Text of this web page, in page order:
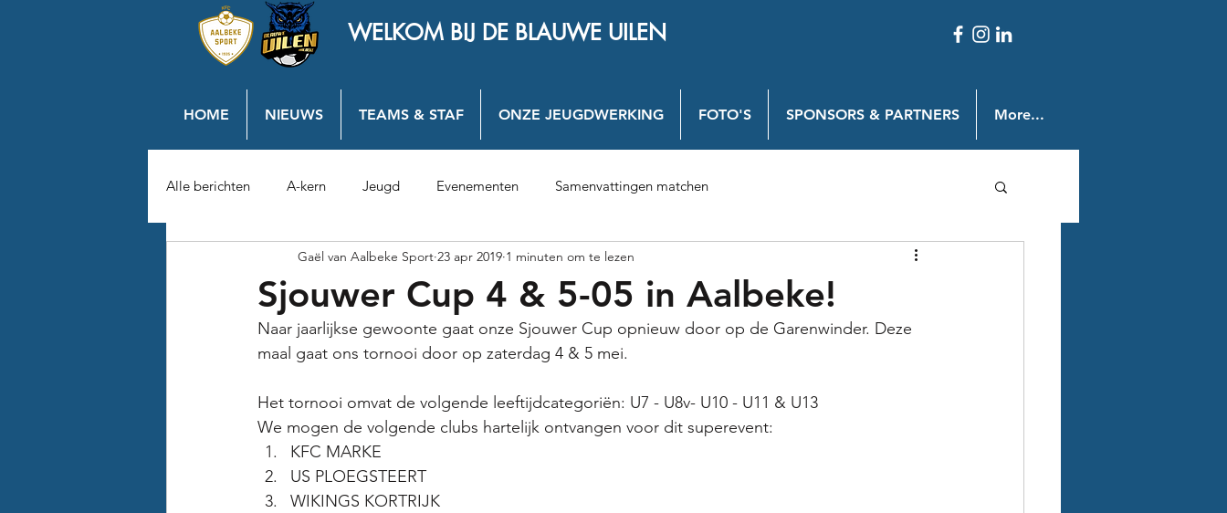
WELKOM BIJ DE BLAUWE UILEN
HOME NIEUWS TEAMS & STAF ONZE JEUGDWERKING FOTO'S SPONSORS & PARTNERS More...
Alle berichten A-kern Jeugd Evenementen Samenvattingen matchen
Sjouwer Cup 4 & 5-05 in Aalbeke!
Gaël van Aalbeke Sport 23 apr 2019 1 minuten om te lezen
Naar jaarlijkse gewoonte gaat onze Sjouwer Cup opnieuw door op de Garenwinder. Deze
maal gaat ons tornooi door op zaterdag 4 & 5 mei.
Het tornooi omvat de volgende leeftijdcategoriën: U7 - U8v- U10 - U11 & U13
We mogen de volgende clubs hartelijk ontvangen voor dit superevent:
KFC MARKE
US PLOEGSTEERT
WIKINGS KORTRIJK